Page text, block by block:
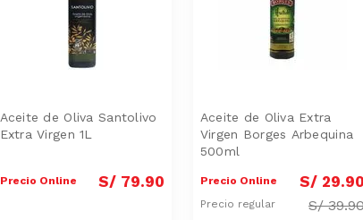
Aceite de Oliva Santolivo
Extra Virgen 1L
Precio Online S/ 79.90
Aceite de Oliva Extra
Virgen Borges Arbequina
500ml
Precio Online S/ 29.
Precio regular S/